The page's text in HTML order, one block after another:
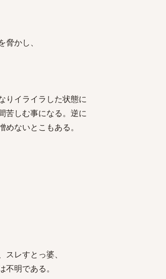
かし、
りイライラした状態に
苦しむ事になる。逆に
ないとこもある。
レすとっ婆、
明である。